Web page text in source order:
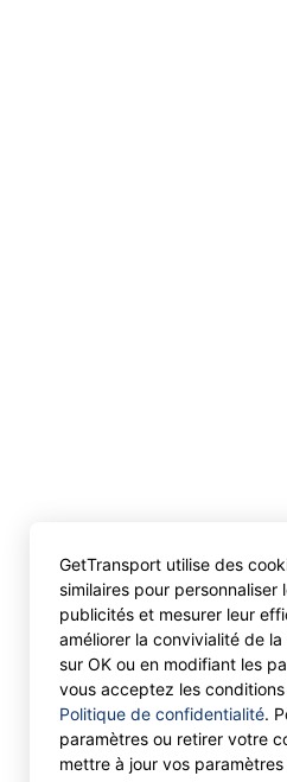
GetTransport utilise des
similaires pour personnaliser
publicités et mesurer leur
améliorer la convivialité de
sur OK ou en modifiant les
vous acceptez les
Politique de confidentialité.
paramètres ou retirer votre
mettre à jour vos